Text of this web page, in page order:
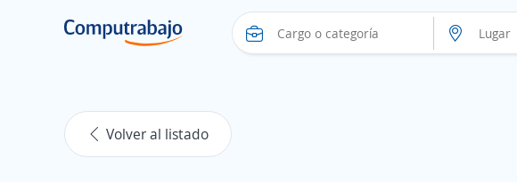
Volver al listado